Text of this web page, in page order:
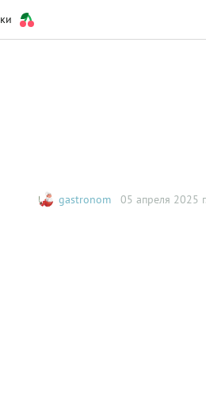
gastronom 05 апреля 2025 г.